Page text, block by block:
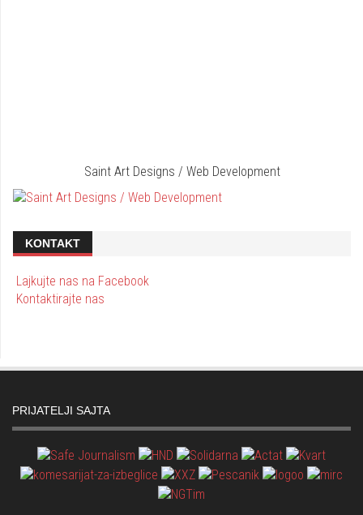
Saint Art Designs / Web Development
KONTAKT
Lajkujte nas na Facebook
Kontaktirajte nas
PRIJATELJI SAJTA